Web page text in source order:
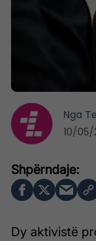
Dy aktivistë
Nga
10/05/